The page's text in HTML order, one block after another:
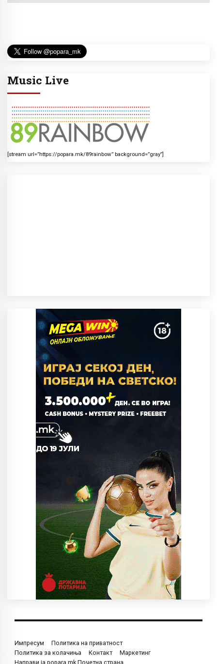
Music Live
[stream url=”https://popara.mk/89rainbow” background=”gray”]
Импресум
Политика на приватност
Политика за колачиња
Контакт
Маркетинг
Направи ја popara.mk Почетна страна